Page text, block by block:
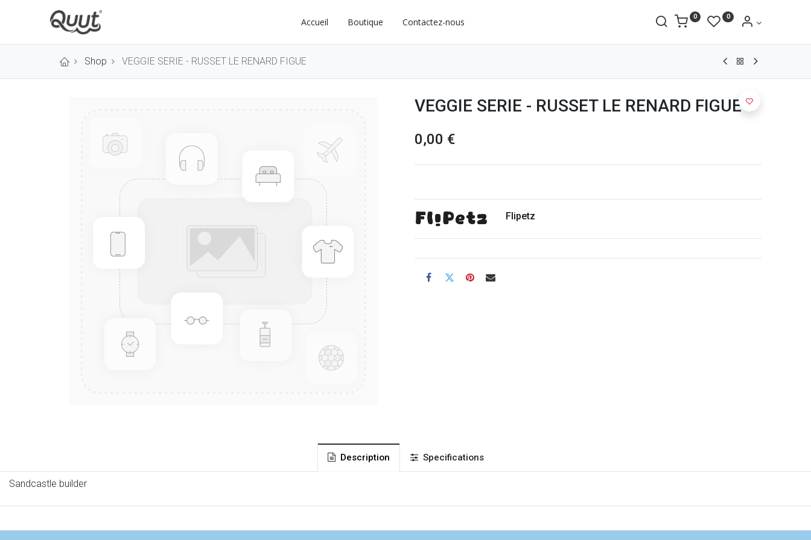
Accueil Boutique Contactez-nous 0 0
Shop VEGGIE SERIE - RUSSET LE RENARD FIGUE
VEGGIE SERIE - RUSSET LE RENARD FIGUE
0,00 €
Flipetz
Description Specifications
Sandcastle builder